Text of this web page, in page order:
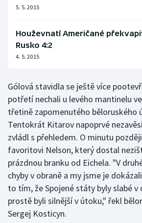
5. 5. 2015
Houževnatí Američané
Rusko 4:2
4. 5. 2015
Gólová stavidla se ještě více
potřetí nechali u levého mantinelu
třetině zapomenutého běloruského
Tentokrát Kitarov napoprvé
zvládl s přehledem. O minutu
favoritovi Nelson, který dostal
prázdnou branku od Eichela. "V
chyby v obraně a my jsme je
to tím, že Spojené státy byly slabé v
prostě byli silnější v útoku," řekl
Sergej Kosticyn.